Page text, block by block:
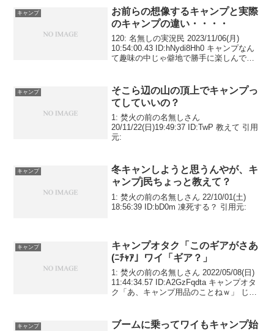
キャンプ
お前らの想像するキャンプと実際
のキャンプの違い・・・・
120: 名無しの実況民 2023/11/06(月)
10:54:00.43 ID:hNydi8Hh0 キャンプなん
て趣味の中じゃ僻地で勝手に楽しんでく
キャンプ
そこら辺の山の頂上でキャンプっ
てしていいの？
1: 焚火の前の名無しさん
20/11/22(日)19:49:37 ID:TwP 教えて 引用
元:
キャンプ
冬キャンしようと思うんやが、キ
ャンプj民ちょっと教えて？
1: 焚火の前の名無しさん 22/10/01(土)
18:56:39 ID:bD0m 凍死する？ 引用元:
キャンプ
キャンプオタク「このギアがさあ
(ﾆﾁｬｱ」ワイ「ギア？」
1: 焚火の前の名無しさん 2022/05/08(日)
11:44:34.57 ID:A2GzFqdta キャンプオタ
ク「あ、キャンプ用品のことねｗ」 じゃ
キャンプ
ブームに乗ってワイもキャンプ始